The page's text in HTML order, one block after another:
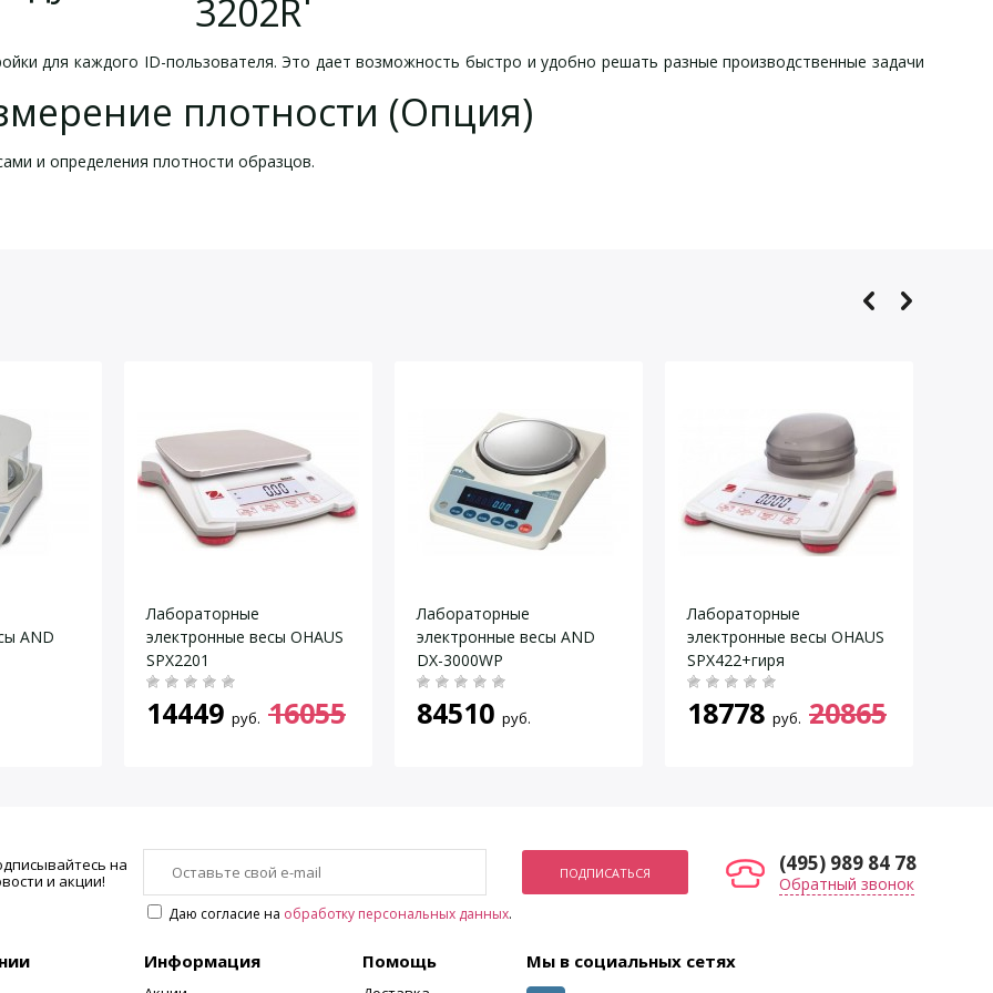
3202R
для каждого ID-пользователя. Это дает возможность быстро и удобно решать разные производственные задачи
плотности (Опция)
и определения плотности образцов.
AND
Лабораторные
электронные весы OHAUS
SPX2201
14449 руб. 16055
Лабораторные
электронные весы AND
DX-3000WP
84510 руб.
Лабораторные
электронные весы OHAUS
SPX422+гиря
18778 руб. 20865
на
и акции!
Даю согласие на обработку персональных данных.
(495) 989 84 78
Обратный звонок
Информация Помощь Мы в социальных сетях